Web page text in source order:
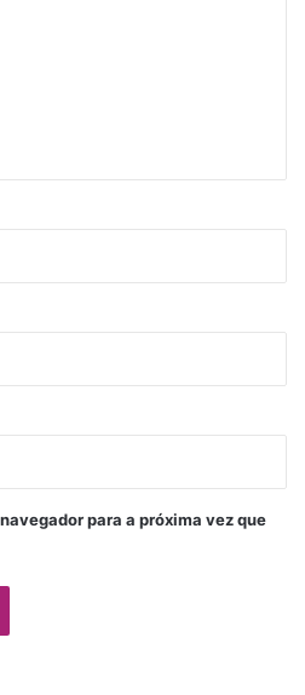
para a próxima vez que